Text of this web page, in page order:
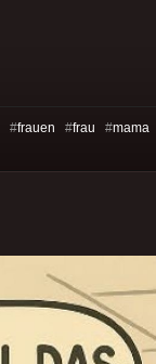
#frauen #frau #mama